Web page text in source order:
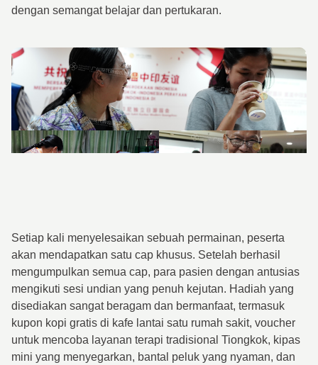
dengan semangat belajar dan pertukaran.
Setiap kali menyelesaikan sebuah permainan, peserta
akan mendapatkan satu cap khusus. Setelah berhasil
mengumpulkan semua cap, para pasien dengan antusias
mengikuti sesi undian yang penuh kejutan. Hadiah yang
disediakan sangat beragam dan bermanfaat, termasuk
kupon kopi gratis di kafe lantai satu rumah sakit, voucher
untuk mencoba layanan terapi tradisional Tiongkok, kipas
mini yang menyegarkan, bantal peluk yang nyaman, dan